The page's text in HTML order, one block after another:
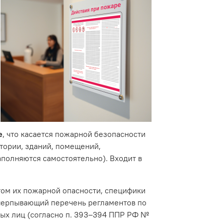
, что касается пожарной безопасности
зданий, помещений,
самостоятельно). Входит в
их пожарной опасности, специфики
перечень регламентов по
лиц (согласно п. 393–394 ППР РФ №